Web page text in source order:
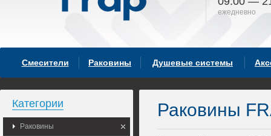
ежедневно
Смесители Раковины Душевые системы
Категории
Раковины
Раковины